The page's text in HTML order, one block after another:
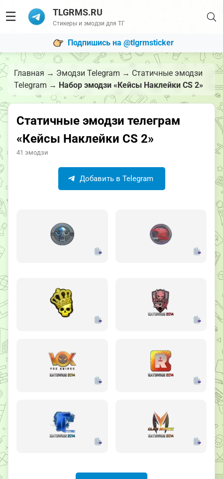
☰ TLGRMS.RU
Стикеры и эмодзи для ТГ
Подпишись на @tlgrmsticker
Главная → Эмодзи Telegram → Статичные эмодзи
Telegram → Набор эмодзи «Кейсы Наклейки CS 2»
Статичные эмодзи телеграм
«Кейсы Наклейки CS 2»
41 эмодзи
Добавить в Telegram